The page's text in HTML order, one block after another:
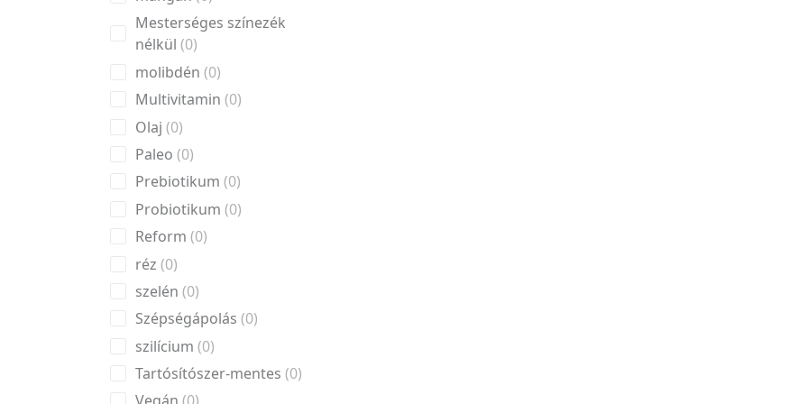
Mesterséges színezék
nélkül 0
molibdén 0
Multivitamin 0
Olaj 0
Paleo 0
Prebiotikum 0
Probiotikum 0
Reform 0
réz 0
szelén 0
Szépségápolás 0
szilícium 0
Tartósítószer-mentes 0